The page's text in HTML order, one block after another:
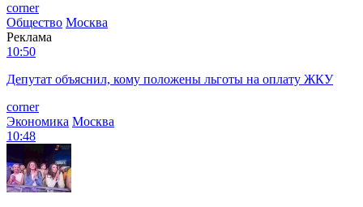
corner
Общество Москва
Реклама
10:50
Депутат объяснил, кому положены льготы на оплату ЖКУ
corner
Экономика Москва
10:48